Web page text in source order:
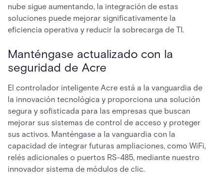
nube sigue aumentando, la integración de estas
soluciones puede mejorar significativamente la
eficiencia operativa y reducir la sobrecarga de TI.
Manténgase actualizado con la
seguridad de Acre
El controlador inteligente Acre está a la vanguardia de
la innovación tecnológica y proporciona una solución
segura y sofisticada para las empresas que buscan
mejorar sus sistemas de control de acceso y proteger
sus activos. Manténgase a la vanguardia con la
capacidad de integrar futuras ampliaciones, como WiFi,
relés adicionales o puertos RS-485, mediante nuestro
innovador sistema de módulos de clic.